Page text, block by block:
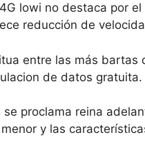
lowi no destaca por
reducción de
entre las más
de datos gratuita.
proclama reina
y las